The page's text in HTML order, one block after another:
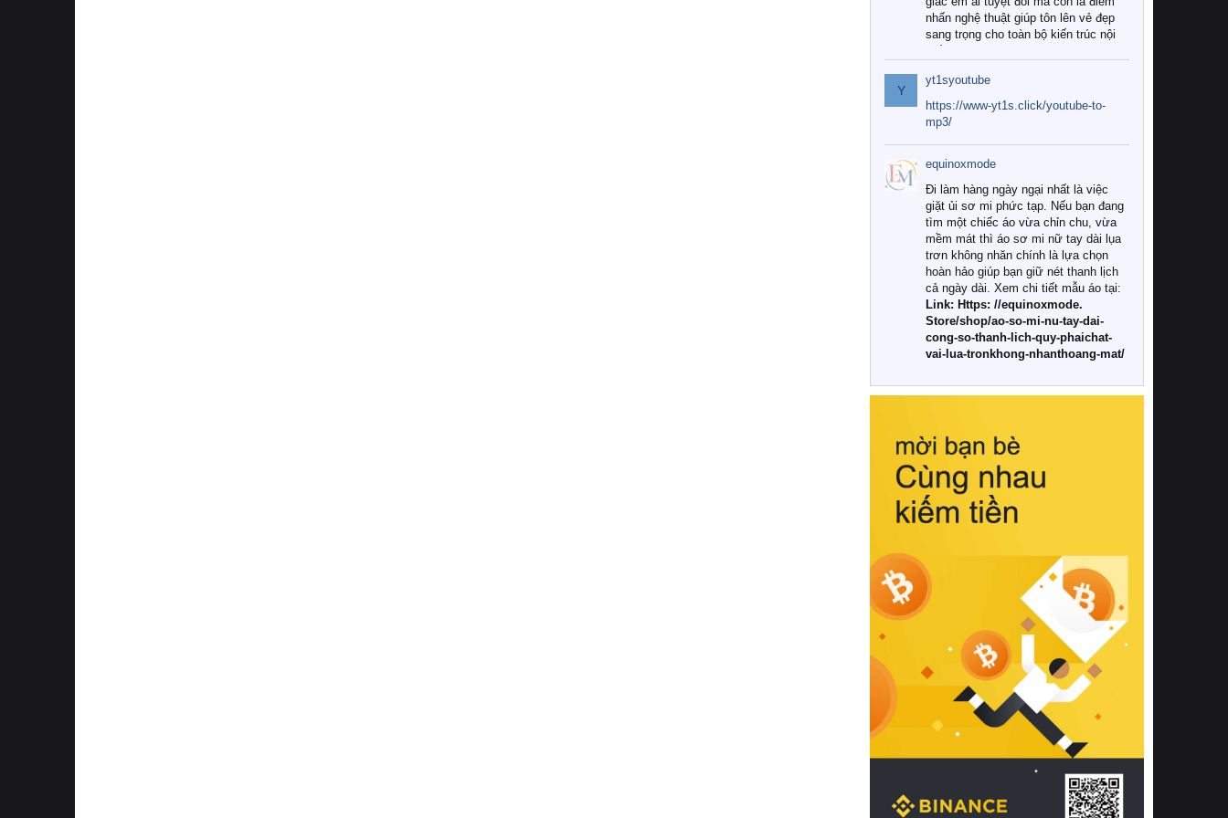
nhấn nghệ thuật giúp tôn lên vẻ đẹp
sang trọng cho toàn bộ kiến trúc nội
Tuy nhiên, giữa thị trường đa dạng
với vô vàn thương hiệu và mẫu mã
như hiện nay, làm thế nào để chọn
được những bộ chăn ga gối đệm cao
cấp thực sự chất lượng, phù hợp với
khí hậu và nhu cầu sử dụng của gia
đình? Hãy cùng chúng tôi đi tìm lời
giải đáp chi tiết qua bài viết dưới đây.
1. Tại sao các gia đình hiện đại lại ưa
chuộng chăn ga gối đệm cao cấp?
Khác với các dòng sản phẩm thông
thường, những bộ chăn ga gối đệm
cao cấp trải qua quy trình sản xuất
nghiêm ngặt từ khâu chọn lọc nguyên
liệu tự nhiên đến công nghệ dệt
nhuộm hiện đại không chứa hóa chất
này, bạn sẽ cảm nhận rõ rệt sự khác
hồi chuẩn xác của phần đệm nâng đỡ
cột sống.
Bên cạnh đó, việc lựa chọn các dòng
sản phẩm đạt chuẩn chất lượng quốc
tế còn giúp ngăn ngừa tình trạng kích
khuẩn và nấm mốc trong điều kiện
thời tiết nóng ẩm. Bạn có thể tìm hiểu
thêm các nghiên cứu khoa học về tác
động của giấc ngủ và môi trường
phòng ngủ đối với sức khỏe con
người tại Sleep Foundation (External
Link) để có cái nhìn toàn diện hơn.
2. Các tiêu chí vàng khi lựa chọn
chăn ga gối đệm cao cấp cho phòng
ngủ
Để sở hữu một bộ chăn ga gối đệm
cao cấp hoàn hảo cả về thẩm mỹ lẫn
công năng, người tiêu dùng cần cân
nhắc kỹ lưỡng các tiêu chí quan trọng
Y
yt1syoutube
https://www-yt1s.click/youtube-to-
mp3/
equinoxmode
Đi làm hàng ngày ngại nhất là việc
giặt ủi sơ mi phức tạp. Nếu bạn đang
tìm một chiếc áo vừa chỉn chu, vừa
mềm mát thì áo sơ mi nữ tay dài lụa
trơn không nhăn chính là lựa chọn
hoàn hảo giúp bạn giữ nét thanh lịch
cả ngày dài. Xem chi tiết mẫu áo tại:
Link: Https: //equinoxmode.
Store/shop/ao-so-mi-nu-tay-dai-
cong-so-thanh-lich-quy-phaichat-
vai-lua-tronkhong-nhanthoang-mat/